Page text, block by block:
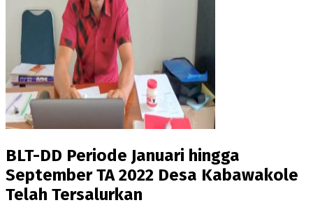
BLT-DD Periode Januari hingga
September TA 2022 Desa Kabawakole
Telah Tersalurkan